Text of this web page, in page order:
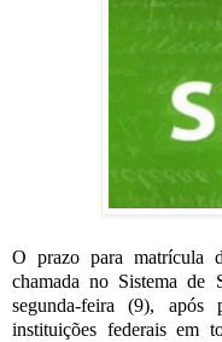
O prazo para matrícula
chamada no Sistema de
segunda-feira (9), após
instituições federais em